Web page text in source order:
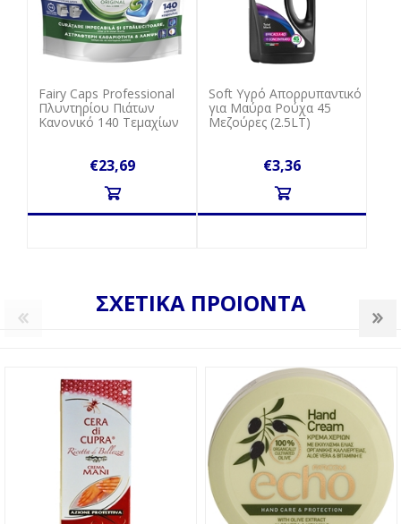
Fairy Caps Professional
Πλυντηρίου Πιάτων
Kανονικό 140 Tεμαχίων
€23,69
Soft Υγρό Απορρυπαντικό
για Μαύρα Ρούχα 45
Μεζούρες (2.5LT)
€3,36
ΣΧΕΤΙΚΑ ΠΡΟΙΟΝΤΑ